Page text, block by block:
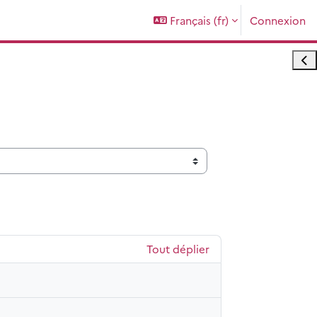
Français ‎(fr)‎ Connexion
Tout déplier